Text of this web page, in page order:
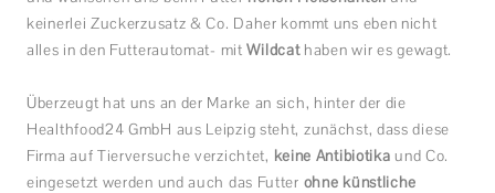
keinerlei Zuckerzusatz & Co. Daher kommt uns eben nicht
alles in den Futterautomat- mitWildcathaben wir es gewagt.
Überzeugt hat uns an der Marke an sich, hinter der die
Healthfood24 GmbH aus Leipzig steht, zunächst, dass diese
Firma auf Tierversuche verzichtet, keine Antibiotika und Co.
eingesetzt werden und auch das Futter ohne künstliche